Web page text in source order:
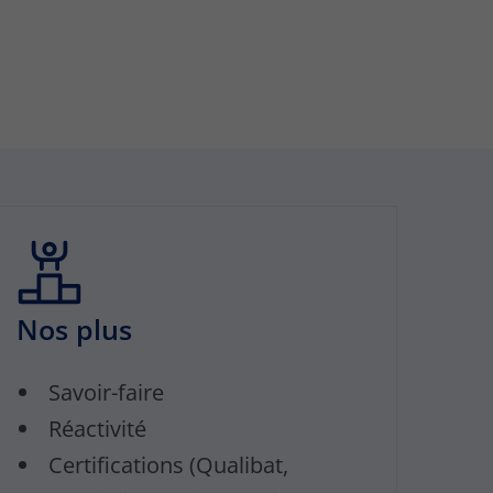
Nos plus
Savoir-faire
Réactivité
Certifications (Qualibat,